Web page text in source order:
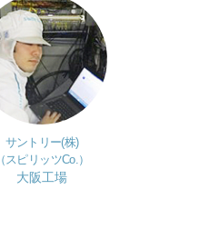
サントリー(株)
（スピリッツCo.）
大阪工場